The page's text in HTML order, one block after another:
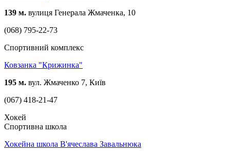
139 м. вулиця Генерала Жмаченка, 10
(068) 795-22-73
Спортивний комплекс
Ковзанка "Крижинка"
195 м. вул. Жмаченко 7, Київ
(067) 418-21-47
Хокей
Спортивна школа
Хокейна школа В'ячеслава Завальнюка